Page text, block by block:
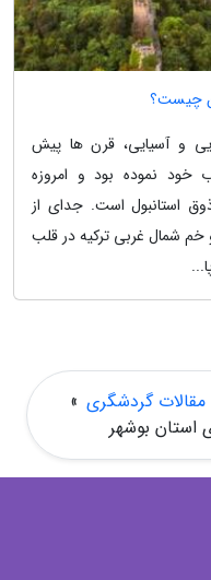
چیست؟
و آسیایی، قرن ها پیش
خود نموده بود و امروزه
استانبول است. جدای از
خم شمال غربی ترکیه در قلب
مقالات گردشگری »
استان بوشهر